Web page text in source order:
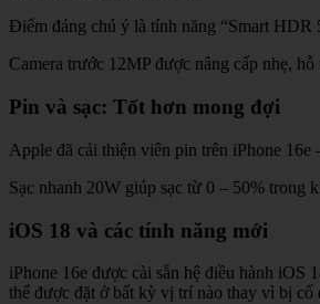
Điểm đáng chú ý là tính năng “Smart HDR
Camera trước 12MP được nâng cấp nhẹ,
Pin và sạc: Tốt hơn mong đợi
Apple đã cải thiện viên pin trên iPhone
Sạc nhanh 20W giúp sạc từ 0 – 50% trong
iOS 18 và các tính năng mới
iPhone 16e được cài sẵn hệ điều hành
thể được đặt ở bất kỳ vị trí nào thay vì bị